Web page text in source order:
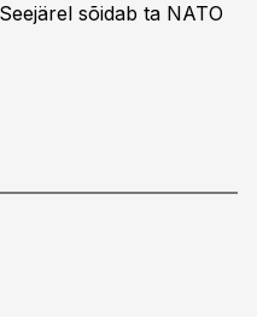
sõidab ta NATO